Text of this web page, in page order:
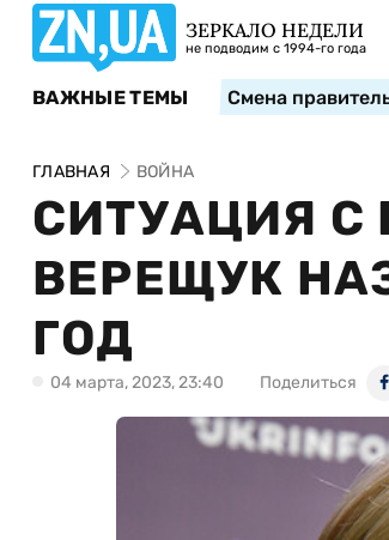
ЗЕРКАЛО НЕДЕЛИ
не подводим с 1994-го года
ВАЖНЫЕ ТЕМЫ Смена
ГЛАВНАЯ ВОЙНА
СИТУАЦИЯ С
ВЕРЕЩУК
ГОД
04 марта, 2023, 23:40 Поделиться